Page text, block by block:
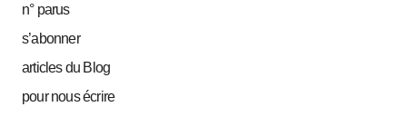
n° parus
s’abonner
articles du Blog
pour nous écrire